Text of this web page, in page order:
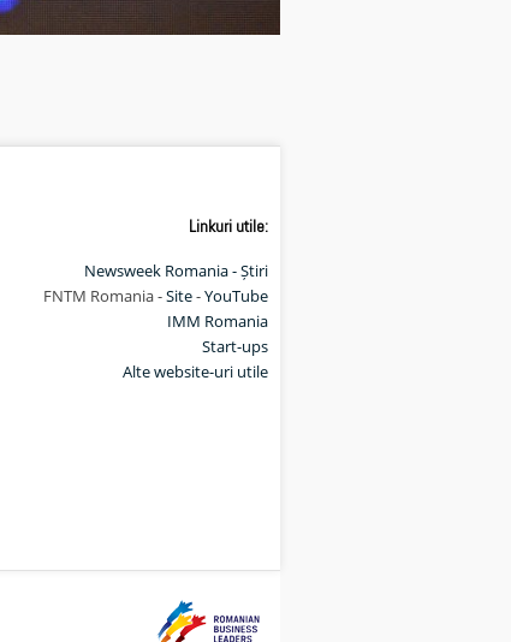
Linkuri utile:
Newsweek Romania - Știri
FNTM Romania -Site-YouTube
IMM Romania
Start-ups
Alte website-uri utile